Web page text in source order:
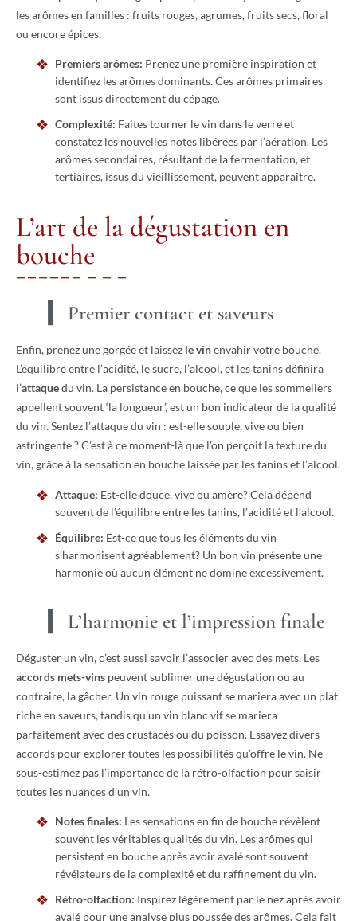
les arômes en familles : fruits rouges, agrumes, fruits secs, floral
ou encore épices.
Premiers arômes: Prenez une première inspiration et
identifiez les arômes dominants. Ces arômes primaires
sont issus directement du cépage.
Complexité: Faites tourner le vin dans le verre et
constatez les nouvelles notes libérées par l’aération. Les
arômes secondaires, résultant de la fermentation, et
tertiaires, issus du vieillissement, peuvent apparaître.
L’art de la dégustation en
bouche
Premier contact et saveurs
Enfin, prenez une gorgée et laissez le vinenvahir votre bouche.
L’équilibre entre l’acidité, le sucre, l’alcool, et les tanins définira
l’attaquedu vin. La persistance en bouche, ce que les sommeliers
appellent souvent ‘la longueur’, est un bon indicateur de la qualité
du vin. Sentez l’attaque du vin : est-elle souple, vive ou bien
astringente ? C’est à ce moment-là que l’on perçoit la texture du
vin, grâce à la sensation en bouche laissée par les tanins et l’alcool.
Attaque: Est-elle douce, vive ou amère? Cela dépend
souvent de l’équilibre entre les tanins, l’acidité et l’alcool.
Équilibre: Est-ce que tous les éléments du vin
s’harmonisent agréablement? Un bon vin présente une
harmonie où aucun élément ne domine excessivement.
L’harmonie et l’impression finale
Déguster un vin, c’est aussi savoir l’associer avec des mets. Les
accords mets-vins peuvent sublimer une dégustation ou au
contraire, la gâcher. Un vin rouge puissant se mariera avec un plat
riche en saveurs, tandis qu’un vin blanc vif se mariera
parfaitement avec des crustacés ou du poisson. Essayez divers
accords pour explorer toutes les possibilités qu’offre le vin. Ne
sous-estimez pas l’importance de la rétro-olfaction pour saisir
toutes les nuances d’un vin.
Notes finales: Les sensations en fin de bouche révèlent
souvent les véritables qualités du vin. Les arômes qui
persistent en bouche après avoir avalé sont souvent
révélateurs de la complexité et du raffinement du vin.
Rétro-olfaction: Inspirez légèrement par le nez après avoir
avalé pour une analyse plus poussée des arômes. Cela fait